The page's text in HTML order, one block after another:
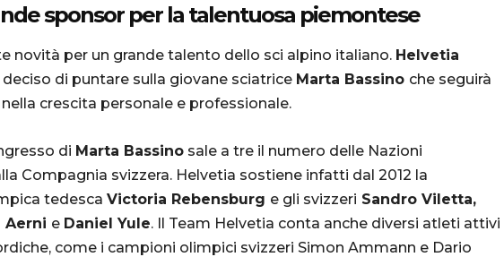
sponsor per la talentuosa piemontese
novità per un grande talento dello sci alpino italiano. Helvetia
deciso di puntare sulla giovane sciatrice Marta Bassino che seguirà
crescita personale e professionale.
di Marta Bassino sale a tre il numero delle Nazioni
Compagnia svizzera. Helvetia sostiene infatti dal 2012 la
tedesca Victoria Rebensburg e gli svizzeri Sandro Viletta,
Aerni e Daniel Yule. Il Team Helvetia conta anche diversi atleti attivi
come i campioni olimpici svizzeri Simon Ammann e Dario